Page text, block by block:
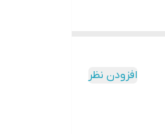
افزودن نظر